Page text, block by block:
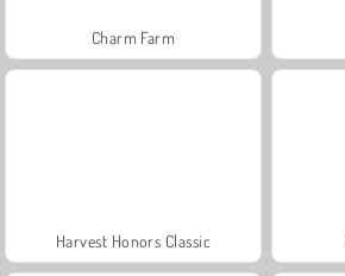
Charm Farm
Harvest Honors Classic